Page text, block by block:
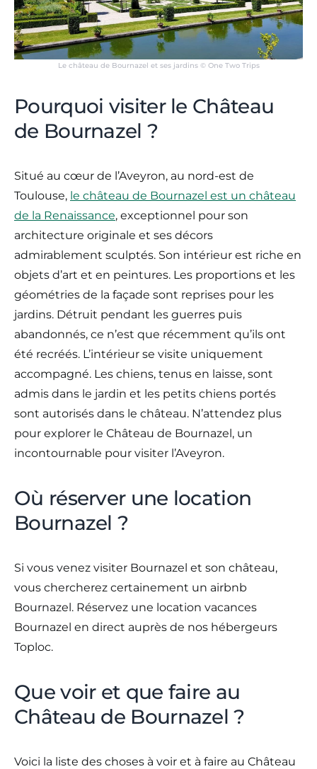
Le château de Bournazel et ses jardins © One Two Trips
Pourquoi visiter le Château
de Bournazel ?
Situé au cœur de l’Aveyron, au nord-est de
Toulouse, le château de Bournazel est un château
de la Renaissance, exceptionnel pour son
architecture originale et ses décors
admirablement sculptés. Son intérieur est riche en
objets d’art et en peintures. Les proportions et les
géométries de la façade sont reprises pour les
jardins. Détruit pendant les guerres puis
abandonnés, ce n’est que récemment qu’ils ont
été recréés. L’intérieur se visite uniquement
accompagné. Les chiens, tenus en laisse, sont
admis dans le jardin et les petits chiens portés
sont autorisés dans le château. N’attendez plus
pour explorer le Château de Bournazel, un
incontournable pour visiter l’Aveyron.
Où réserver une location
Bournazel ?
Si vous venez visiter Bournazel et son château,
vous chercherez certainement un airbnb
Bournazel. Réservez une location vacances
Bournazel en direct auprès de nos hébergeurs
Toploc.
Que voir et que faire au
Château de Bournazel ?
Voici la liste des choses à voir et à faire au Château